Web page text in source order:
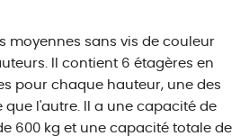
moyennes sans vis de couleur
Il contient 6 étagères en
pour chaque hauteur, une des
l'autre. Il a une capacité de
600 kg et une capacité totale de